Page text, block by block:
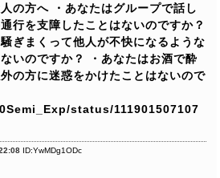
の方へ ・あなたはグループで話し
行を支障したことはないのですか？
ぎまくって他人が不快になるような
いのですか？
・あなたはお酒で酔
の方に迷惑をかけたことはないので
status/111901507107
ID:YwMDg1ODc